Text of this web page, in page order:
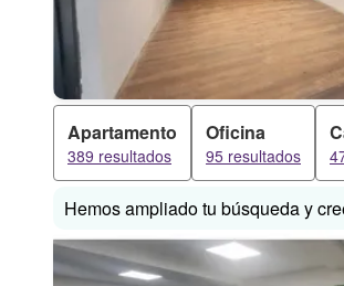
Apartamento
389 resultados
Oficina
95 resultados
Hemos ampliado tu búsqueda y